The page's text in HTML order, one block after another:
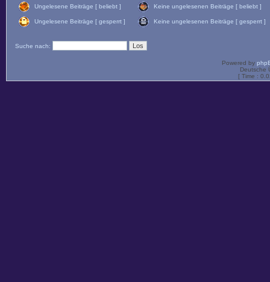
Ungelesene Beiträge [ beliebt ] Keine ungelesenen Beiträge [ beliebt ]
Ungelesene Beiträge [ gesperrt ] Keine ungelesenen Beiträge [ gesperrt ]
Suche nach:
Powered by
Deutsche
[ Time :